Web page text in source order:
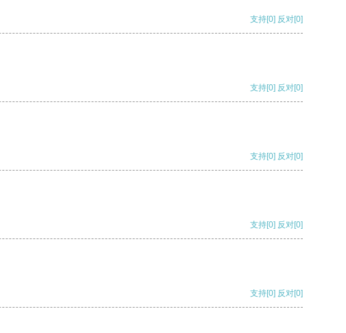
支持[0] 反对[0]
支持[0] 反对[0]
支持[0] 反对[0]
支持[0] 反对[0]
支持[0] 反对[0]